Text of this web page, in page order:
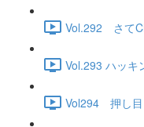
Vol.292 さて
Vol.293 ハッキ
Vol294 押し目